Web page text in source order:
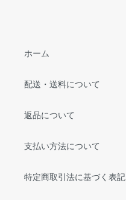
ホーム
配送・送料について
返品について
支払い方法について
特定商取引法に基づく表記